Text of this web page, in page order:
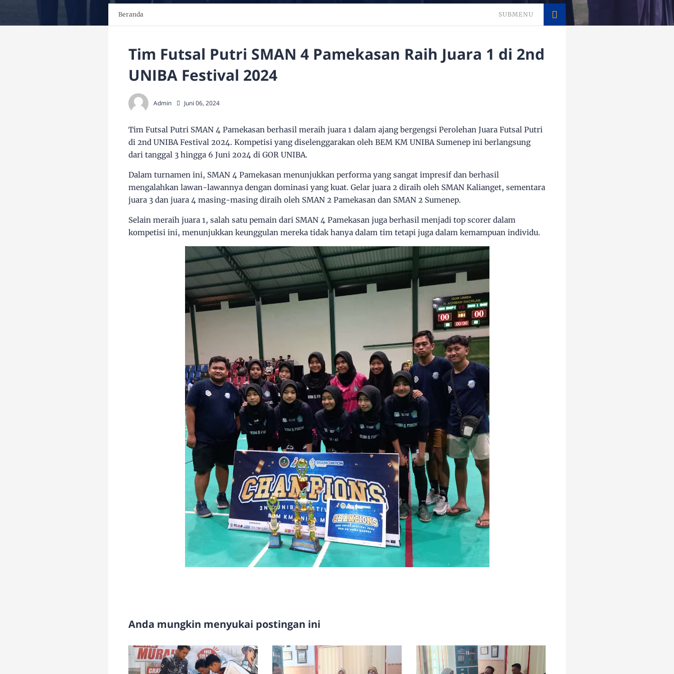
Beranda SUBMENU
Tim Futsal Putri SMAN 4 Pamekasan Raih Juara 1 di 2nd
UNIBA Festival 2024
Admin Juni 06, 2024
Tim Futsal Putri SMAN 4 Pamekasan berhasil meraih juara 1 dalam ajang bergengsi Perolehan Juara Futsal Putri
di 2nd UNIBA Festival 2024. Kompetisi yang diselenggarakan oleh BEM KM UNIBA Sumenep ini berlangsung
dari tanggal 3 hingga 6 Juni 2024 di GOR UNIBA.
Dalam turnamen ini, SMAN 4 Pamekasan menunjukkan performa yang sangat impresif dan berhasil
mengalahkan lawan-lawannya dengan dominasi yang kuat. Gelar juara 2 diraih oleh SMAN Kalianget, sementara
juara 3 dan juara 4 masing-masing diraih oleh SMAN 2 Pamekasan dan SMAN 2 Sumenep.
Selain meraih juara 1, salah satu pemain dari SMAN 4 Pamekasan juga berhasil menjadi top scorer dalam
kompetisi ini, menunjukkan keunggulan mereka tidak hanya dalam tim tetapi juga dalam kemampuan individu.
Anda mungkin menyukai postingan ini